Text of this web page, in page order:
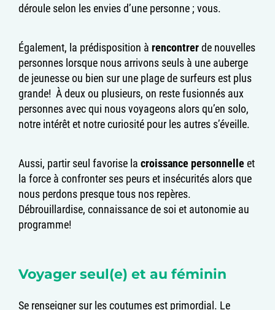
déroule selon les envies d’une personne ; vous.
Également, la prédisposition à rencontrerde nouvelles
personnes lorsque nous arrivons seuls à une auberge
de jeunesse ou bien sur une plage de surfeurs est plus
grande! À deux ou plusieurs, on reste fusionnés aux
personnes avec qui nous voyageons alors qu’en solo,
notre intérêt et notre curiosité pour les autres s’éveille.
Aussi, partir seul favorise la croissance personnelleet
la force à confronter ses peurs et insécurités alors que
nous perdons presque tous nos repères.
Débrouillardise, connaissance de soi et autonomie au
programme!
Voyager seul(e) et au féminin
Se renseigner sur les coutumes est primordial. Le